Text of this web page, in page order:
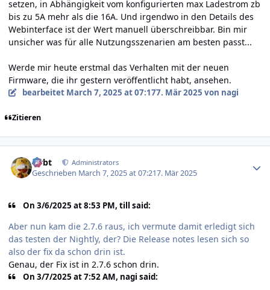
setzen, in Abhängigkeit vom konfigurierten max Ladestrom zb
bis zu 5A mehr als die 16A. Und irgendwo in den Details des
Webinterface ist der Wert manuell überschreibbar. Bin mir
unsicher was für alle Nutzungsszenarien am besten passt...
Werde mir heute erstmal das Verhalten mit der neuen
Firmware, die ihr gestern veröffentlicht habt, ansehen.
bearbeitet March 7, 2025 at 07:177. Mär 2025 von nagi
Zitieren
rtrbt Administrators
Geschrieben March 7, 2025 at 07:217. Mär 2025
On 3/6/2025 at 8:53 PM, till said:
Aber nun kam die 2.7.6 raus, ich vermute damit erledigt sich
das testen der Nightly, der? Die Release notes lesen sich so
also der fix da schon drin ist.
Genau, der Fix ist in 2.7.6 schon drin.
On 3/7/2025 at 7:52 AM, nagi said: